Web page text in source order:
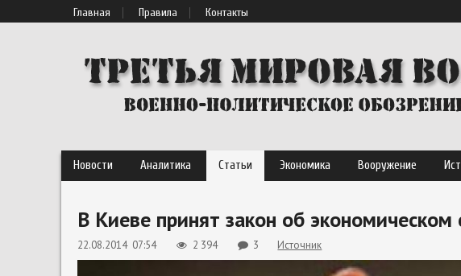
Главная Правила Контакты
Новости Аналитика Статьи Экономика Вооружение
В Киеве принят закон об
22.08.2014 07:54 2 394 3 Источник